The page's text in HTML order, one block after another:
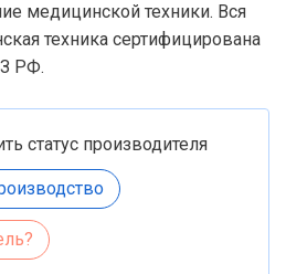
медицинской техники. Вся
техника сертифицирована
РФ.
статус производителя